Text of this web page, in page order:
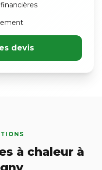
devis
à chaleur à